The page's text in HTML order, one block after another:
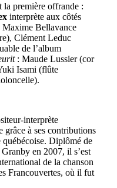
la première offrande :
interprète aux côtés
Maxime Bellavance
Clément Leduc
de l’album
: Maude Lussier (cor
Isami (flûte
interprète
grâce à ses contributions
Diplômé de
en 2007, il s’est
de la chanson
Francouvertes, où il fut